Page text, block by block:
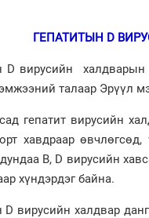
ГЕПАТИТЫН D
D вирусийн
талаар Эрүүл
гепатит вирусийн
хавдраар
В, D вирусийн
хүндэрдэг байна.
D вирусийн халдвар